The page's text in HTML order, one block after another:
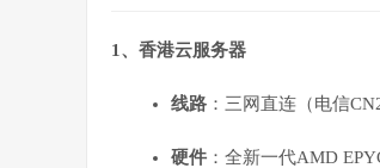
1、香港云服务器
线路 ：三网直连（电信
硬件 ：全新一代AMD